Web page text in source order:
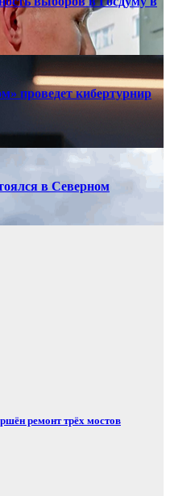
проведет кибертурнир
в Северном
ремонт трёх мостов